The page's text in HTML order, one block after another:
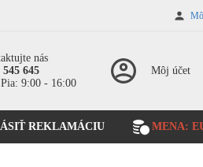
nás
545 645
9:00 - 16:00
Môj účet
REKLAMÁCIU MENA: